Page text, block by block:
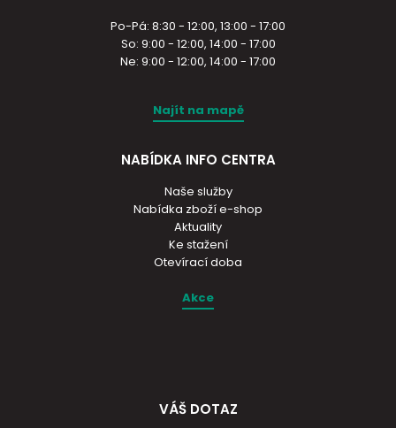
Po-Pá: 8:30 - 12:00, 13:00 - 17:00
So: 9:00 - 12:00, 14:00 - 17:00
Ne: 9:00 - 12:00, 14:00 - 17:00
Najít na mapě
NABÍDKA INFO CENTRA
Naše služby
Nabídka zboží e-shop
Aktuality
Ke stažení
Otevírací doba
Akce
VÁŠ DOTAZ